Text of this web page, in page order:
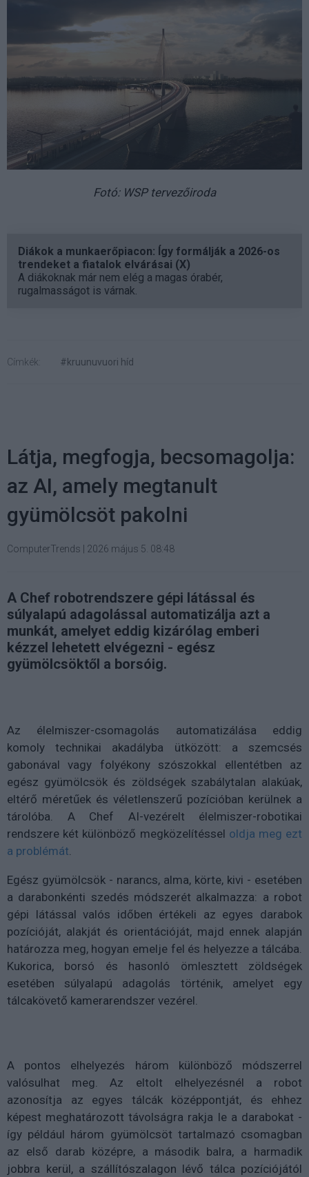
Fotó: WSP tervezőiroda
Diákok a munkaerőpiacon: Így formálják a 2026-os
trendeket a fiatalok elvárásai (X)
A diákoknak már nem elég a magas órabér,
rugalmasságot is várnak.
Címkék: #kruunuvuori híd
Látja, megfogja, becsomagolja:
az AI, amely megtanult
gyümölcsöt pakolni
ComputerTrends 2026 május 5. 08:48
A Chef robotrendszere gépi látással és
súlyalapú adagolással automatizálja azt a
munkát, amelyet eddig kizárólag emberi
kézzel lehetett elvégezni - egész
gyümölcsöktől a borsóig.
Az élelmiszer-csomagolás automatizálása eddig
komoly technikai akadályba ütközött: a szemcsés
gabonával vagy folyékony szószokkal ellentétben az
egész gyümölcsök és zöldségek szabálytalan alakúak,
eltérő méretűek és véletlenszerű pozícióban kerülnek a
tárolóba. A Chef AI-vezérelt élelmiszer-robotikai
rendszere két különböző megközelítéssel oldja meg ezt
a problémát.
Egész gyümölcsök - narancs, alma, körte, kivi - esetében
a darabonkénti szedés módszerét alkalmazza: a robot
gépi látással valós időben értékeli az egyes darabok
pozícióját, alakját és orientációját, majd ennek alapján
határozza meg, hogyan emelje fel és helyezze a tálcába.
Kukorica, borsó és hasonló ömlesztett zöldségek
esetében súlyalapú adagolás történik, amelyet egy
tálcakövető kamerarendszer vezérel.
A pontos elhelyezés három különböző módszerrel
valósulhat meg. Az eltolt elhelyezésnél a robot
azonosítja az egyes tálcák középpontját, és ehhez
képest meghatározott távolságra rakja le a darabokat -
így például három gyümölcsöt tartalmazó csomagban
az első darab középre, a második balra, a harmadik
jobbra kerül, a szállítószalagon lévő tálca pozíciójától